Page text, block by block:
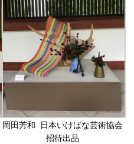
岡田芳和 日本いけばな芸術協会
招待出品